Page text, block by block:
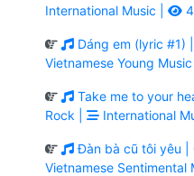
International Music |
Dáng em (lyric #1) |
Vietnamese Young Music
Take me to your
Rock |
International
Đàn bà cũ tôi yêu |
Vietnamese Sentimental